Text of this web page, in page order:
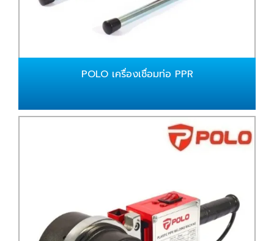
POLO เครื่องเชื่อมท่อ PPR